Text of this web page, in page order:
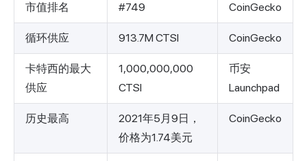
市值排名 #749 CoinGecko
循环供应 913.7M CTSI CoinGecko
卡特西的最大
供应
1,000,000,000
CTSI
币安
Launchpad
历史最高
2021年5月9日，
价格为1.74美元
CoinGecko